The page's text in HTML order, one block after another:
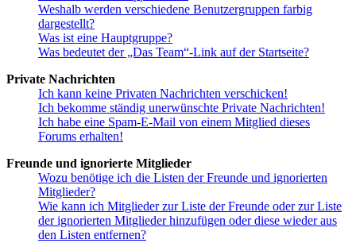
Weshalb werden verschiedene Benutzergruppen farbig
dargestellt?
Was ist eine Hauptgruppe?
Was bedeutet der „Das Team“-Link auf der Startseite?
Private Nachrichten
Ich kann keine Privaten Nachrichten verschicken!
Ich bekomme ständig unerwünschte Private Nachrichten!
Ich habe eine Spam-E-Mail von einem Mitglied dieses
Forums erhalten!
Freunde und ignorierte Mitglieder
Wozu benötige ich die Listen der Freunde und ignorierten
Mitglieder?
Wie kann ich Mitglieder zur Liste der Freunde oder zur Liste
der ignorierten Mitglieder hinzufügen oder diese wieder aus
den Listen entfernen?